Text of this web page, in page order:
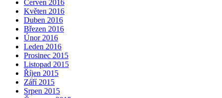
Červen 2016
Květen 2016
Duben 2016
Březen 2016
Únor 2016
Leden 2016
Prosinec 2015
Listopad 2015
Říjen 2015
Září 2015
Srpen 2015